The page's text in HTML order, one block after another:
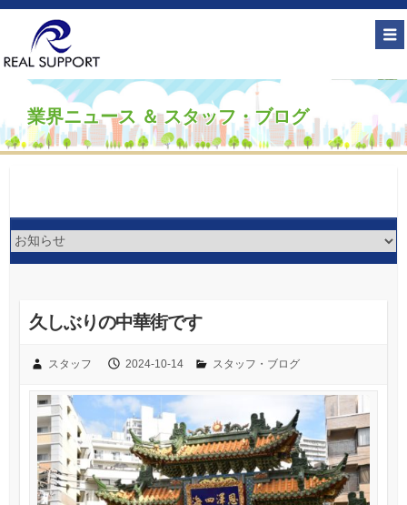
業界ニュース ＆ スタッフ・ブログ
久しぶりの中華街です
スタッフ 2024-10-14 スタッフ・ブログ